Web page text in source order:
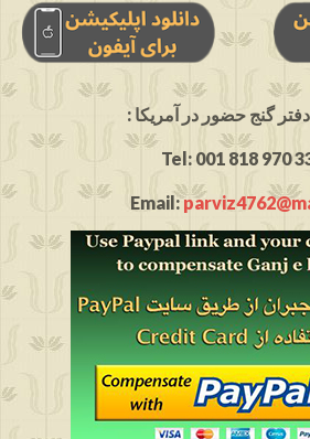
دفتر گنج حضور در آمریکا
Tel: 001 818 970
Email: